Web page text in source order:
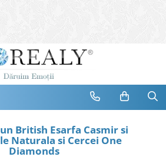
British Esarfa Casmir si
Naturala si Cercei One
Diamonds